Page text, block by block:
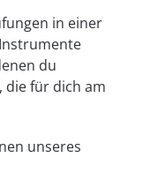
in einer
du
die für dich am
unseres